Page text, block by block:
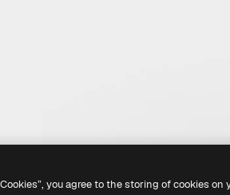
you agree to the storing of cookies on